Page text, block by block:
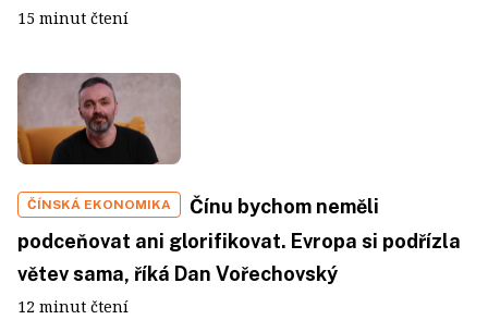
15 minut čtení
ČÍNSKÁ EKONOMIKA
Čínu bychom neměli
podceňovat ani glorifikovat. Evropa si podřízla
větev sama, říká Dan Vořechovský
12 minut čtení